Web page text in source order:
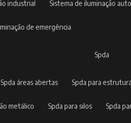
industrial sistema de iluminação
de emergência
spda
spda áreas abertas spda para
metálico spda para silos spda